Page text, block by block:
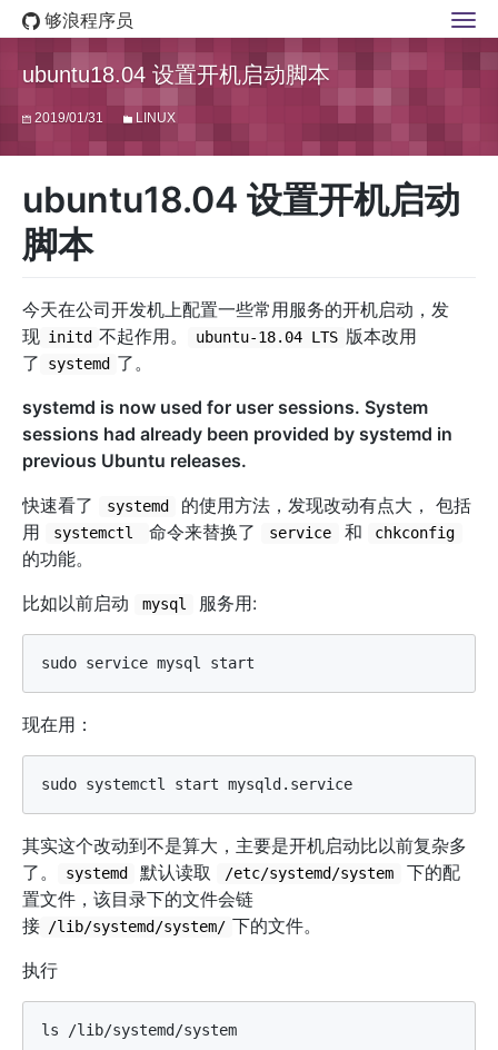
够浪程序员
ubuntu18.04 设置开机启动脚本
2019/01/31 LINUX
ubuntu18.04 设置开机启动
脚本
今天在公司开发机上配置一些常用服务的开机启动，发
现 initd 不起作用。 ubuntu-18.04 LTS 版本改用
了
systemd 了。
systemd is now used for user sessions. System
sessions had already been provided by systemd in
previous Ubuntu releases.
快速看了
systemd
的使用方法，发现改动有点大， 包括
用
systemctl 命令来替换了 service 和 chkconfig
的功能。
比如以前启动
mysql 服务用:
现在用：
其实这个改动到不是算大，主要是开机启动比以前复杂多
了。
systemd 默认读取 /etc/systemd/system
下的配
置文件，该目录下的文件会链
接 /lib/systemd/system/ 下的文件。
执行